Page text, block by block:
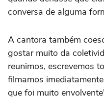
conversa de alguma
A cantora também
gostar muito da
reunimos, escrevemos
filmamos
que foi muito